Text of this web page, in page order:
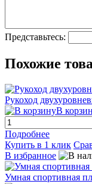
Представьтесь:
Похожие
Рукоход
В
Подробнее
Купить в 1 клик
В избранное
Умная спортивная